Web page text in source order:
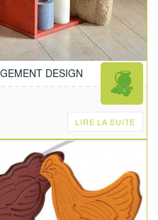
DESIGN
LIRE LA SUITE